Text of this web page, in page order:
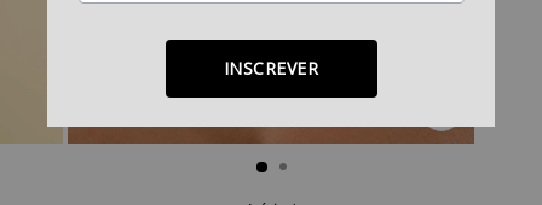
FECHAR
(ESC)
INSCREVER